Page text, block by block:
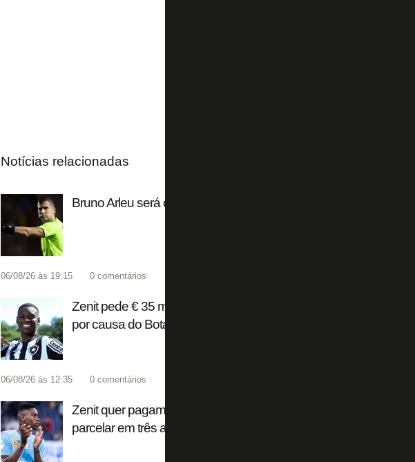
Notícias relacionadas
Bruno Arleu será o árbitro de Botafogo x Fluminense pelo
06/08/26 às 19:15 0 comentários
Zenit pede € 35 milhões fixos ao Flamengo por Luiz Henrique e
por causa do Botafogo
06/08/26 às 12:35 0 comentários
Zenit quer pagamento à vista por Luiz Henrique, ex-Botafogo;
parcelar em três anos, diz site